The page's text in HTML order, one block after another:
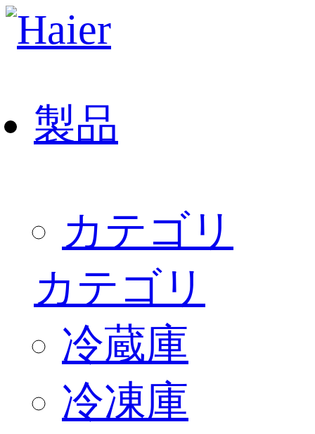
製品
カテゴリ
カテゴリ
冷蔵庫
冷凍庫